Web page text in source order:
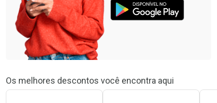
Os melhores descontos você encontra aqui